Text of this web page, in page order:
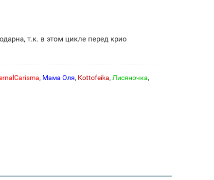
т.к. в этом цикле перед крио
, Мама Оля, Kottofeika, Лисяночка,